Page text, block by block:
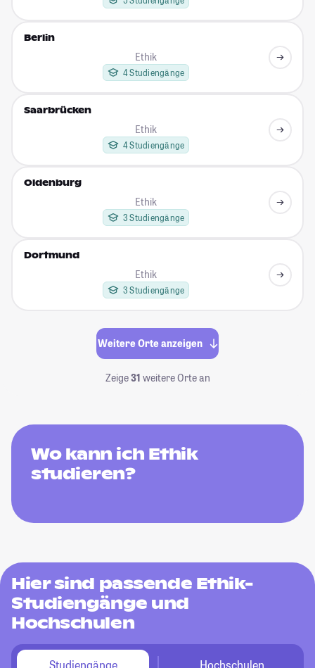
Berlin
Ethik
4 Studiengänge
Saarbrücken
Ethik
4 Studiengänge
Oldenburg
Ethik
3 Studiengänge
Dortmund
Ethik
3 Studiengänge
Weitere Orte anzeigen
Zeige31 weitere Orte an
Wo kann ich Ethik
studieren?
Hier sind passende Ethik-
Studiengänge und
Hochschulen
Studiengänge Hochschulen